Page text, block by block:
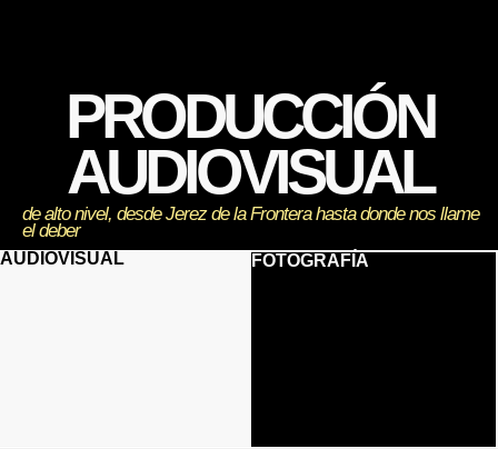
PRODUCCIÓN
AUDIOVISUAL
de alto nivel, desde Jerez de la Frontera hasta donde nos llame
el deber
AUDIOVISUAL FOTOGRAFÍA